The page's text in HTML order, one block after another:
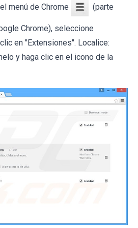
menú de Chrome (parte
Chrome), seleccione
en "Extensiones". Localice:
y haga clic en el icono de la